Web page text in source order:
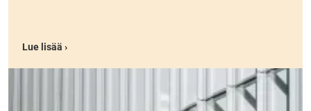
Lue lisää ›